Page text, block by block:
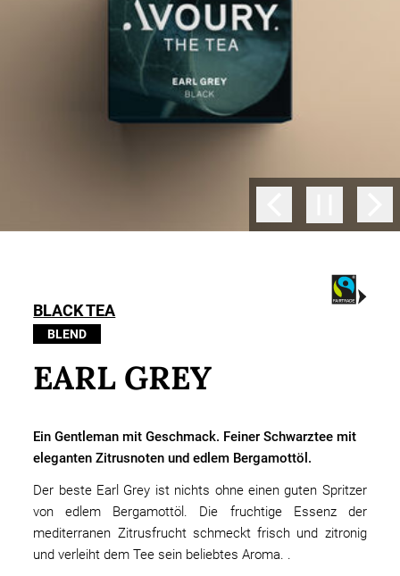
BLACK TEA
BLEND
EARL GREY
Ein Gentleman mit Geschmack. Feiner Schwarztee mit
eleganten Zitrusnoten und edlem Bergamottöl.
Der beste Earl Grey ist nichts ohne einen guten Spritzer
von edlem Bergamottöl. Die fruchtige Essenz der
mediterranen Zitrusfrucht schmeckt frisch und zitronig
und verleiht dem Tee sein beliebtes Aroma. .